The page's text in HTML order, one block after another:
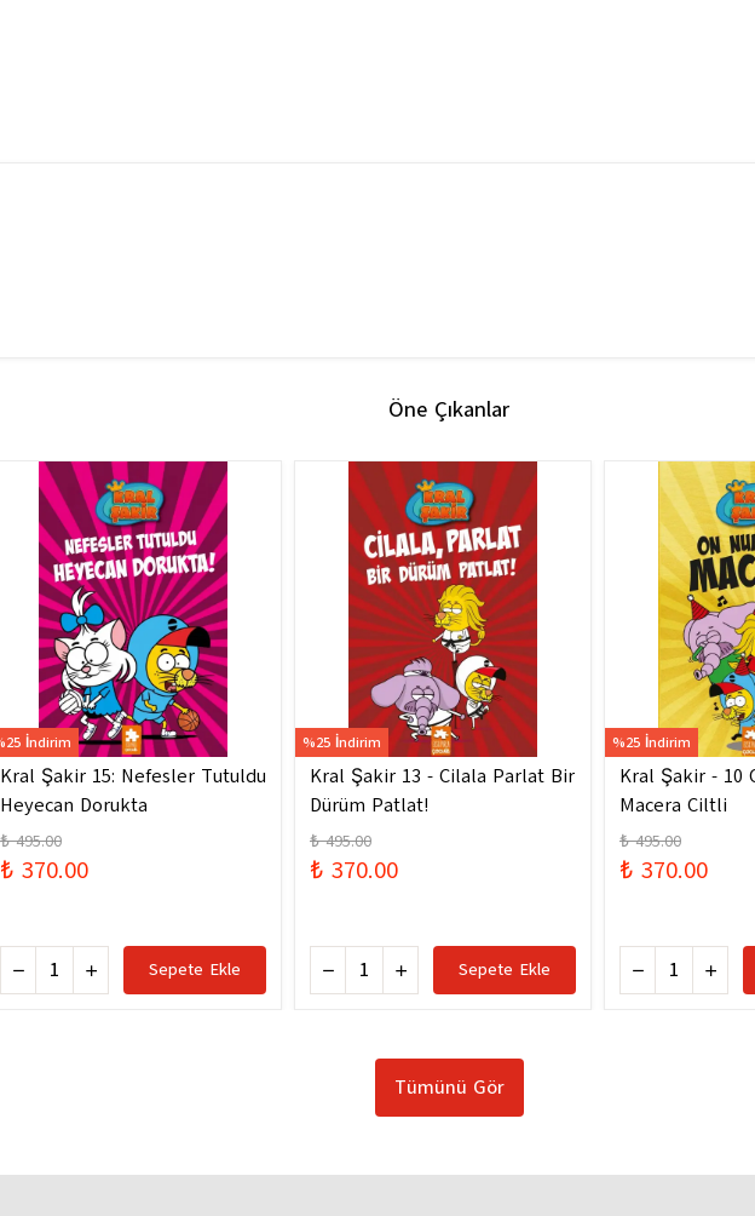
Öne Çıkanlar
İndirim
Kral Şakir 15: Nefesler Tutuldu
Heyecan Dorukta
₺ 495.00
₺ 370.00
Sepete Ekle
%25 İndirim
Kral Şakir 13 - Cilala Parlat Bir
Dürüm Patlat!
₺ 495.00
₺ 370.00
Sepete Ekle
%25 İndirim
Kral Şakir - 10
Macera Ciltli
₺ 495.00
₺ 370.00
Tümünü Gör